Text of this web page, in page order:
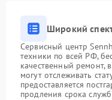
Широкий
Сервисный центр
техники по всей РФ,
качественный ремонт,
могут отслеживать
предоставляется
продления срока